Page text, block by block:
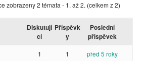
zobrazeny 2 témata - 1. až 2. (celkem z 2)
Diskutují
cí
Příspěvk
y
Poslední
příspěvek
1 1 před 5 roky